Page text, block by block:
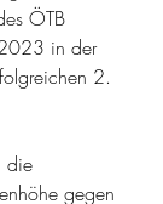
ÖTB
in der
2.
die
gegen